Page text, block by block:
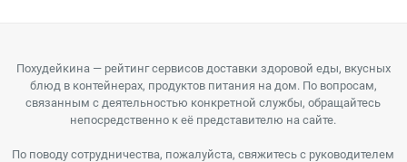
Похудейкина — рейтинг сервисов доставки здоровой еды, вкусных
блюд в контейнерах, продуктов питания на дом. По вопросам,
связанным с деятельностью конкретной службы, обращайтесь
непосредственно к её представителю на сайте.
По поводу сотрудничества, пожалуйста, свяжитесь с руководителем